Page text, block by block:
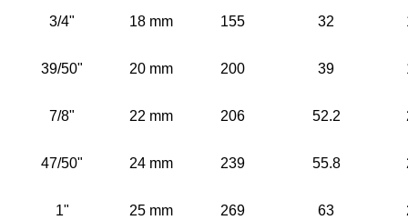
3/4" 18 mm 155 32
39/50" 20 mm 200 39
7/8" 22 mm 206 52.2
47/50" 24 mm 239 55.8
1" 25 mm 269 63